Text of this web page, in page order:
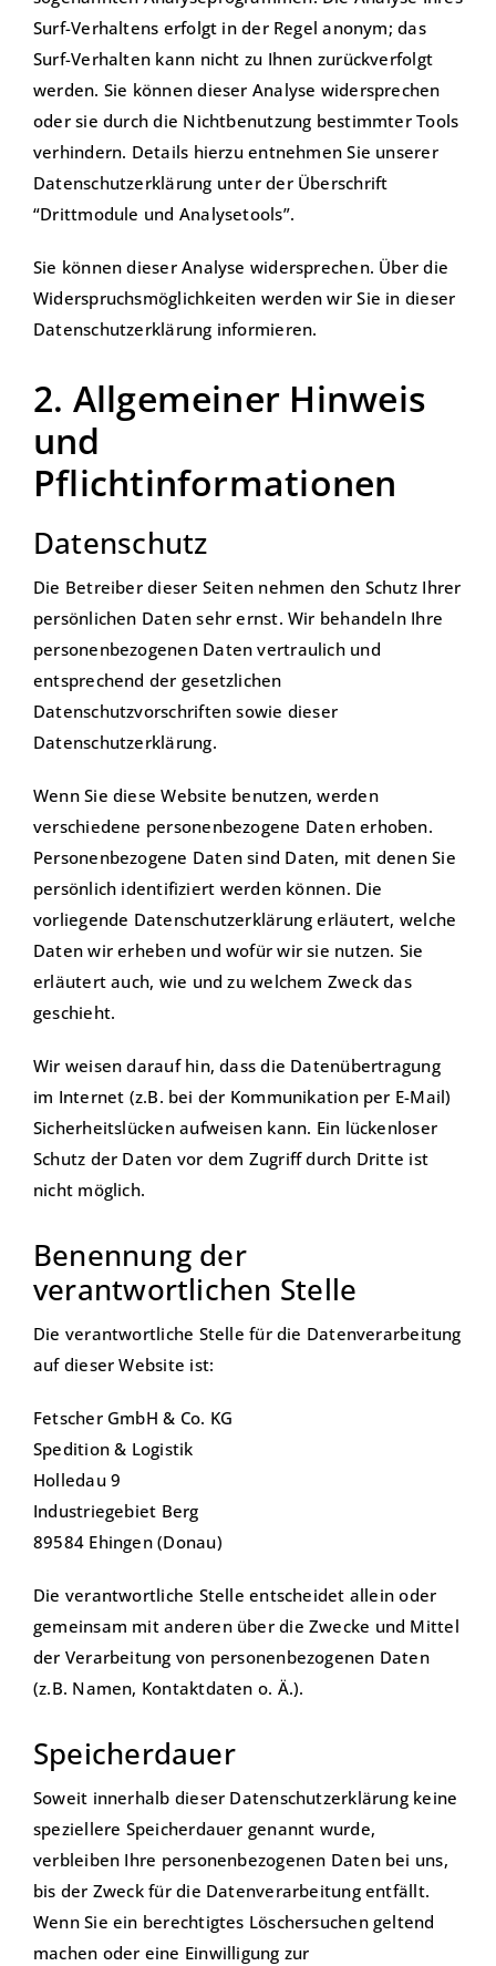
Surf-Verhaltens erfolgt in der Regel anonym; das
Surf-Verhalten kann nicht zu Ihnen zurückverfolgt
werden. Sie können dieser Analyse widersprechen
oder sie durch die Nichtbenutzung bestimmter Tools
verhindern. Details hierzu entnehmen Sie unserer
Datenschutzerklärung unter der Überschrift
“Drittmodule und Analysetools”.
Sie können dieser Analyse widersprechen. Über die
Widerspruchsmöglichkeiten werden wir Sie in dieser
Datenschutzerklärung informieren.
2. Allgemeiner Hinweis
und
Pflichtinformationen
Datenschutz
Die Betreiber dieser Seiten nehmen den Schutz Ihrer
persönlichen Daten sehr ernst. Wir behandeln Ihre
personenbezogenen Daten vertraulich und
entsprechend der gesetzlichen
Datenschutzvorschriften sowie dieser
Datenschutzerklärung.
Wenn Sie diese Website benutzen, werden
verschiedene personenbezogene Daten erhoben.
Personenbezogene Daten sind Daten, mit denen Sie
persönlich identifiziert werden können. Die
vorliegende Datenschutzerklärung erläutert, welche
Daten wir erheben und wofür wir sie nutzen. Sie
erläutert auch, wie und zu welchem Zweck das
geschieht.
Wir weisen darauf hin, dass die Datenübertragung
im Internet (z.B. bei der Kommunikation per E-Mail)
Sicherheitslücken aufweisen kann. Ein lückenloser
Schutz der Daten vor dem Zugriff durch Dritte ist
nicht möglich.
Benennung der
verantwortlichen Stelle
Die verantwortliche Stelle für die Datenverarbeitung
auf dieser Website ist:
Fetscher GmbH & Co. KG
Spedition & Logistik
Holledau 9
Industriegebiet Berg
89584 Ehingen (Donau)
Die verantwortliche Stelle entscheidet allein oder
gemeinsam mit anderen über die Zwecke und Mittel
der Verarbeitung von personenbezogenen Daten
(z.B. Namen, Kontaktdaten o. Ä.).
Speicherdauer
Soweit innerhalb dieser Datenschutzerklärung keine
speziellere Speicherdauer genannt wurde,
verbleiben Ihre personenbezogenen Daten bei uns,
bis der Zweck für die Datenverarbeitung entfällt.
Wenn Sie ein berechtigtes Löschersuchen geltend
machen oder eine Einwilligung zur